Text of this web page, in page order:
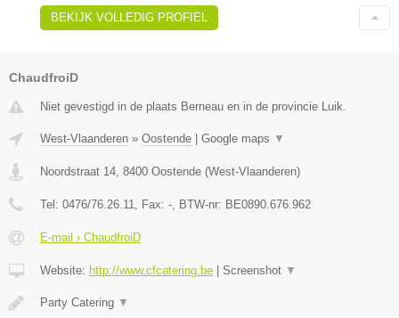
BEKIJK VOLLEDIG PROFIEL
ChaudfroiD
Niet gevestigd in de plaats Berneau en in de provincie Luik.
West-Vlaanderen » Oostende Google maps ▼
Noordstraat 14, 8400 Oostende (West-Vlaanderen)
Tel: 0476/76.26.11, Fax: -, BTW-nr: BE0890.676.962
E-mail › ChaudfroiD
Website: http://www.cfcatering.be Screenshot ▼
Party Catering ▼